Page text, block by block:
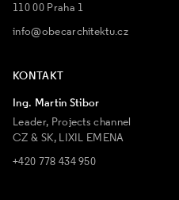
110 00 Praha 1
info@obecarchitektu.cz
KONTAKT
Ing. Martin Stibor
Leader, Projects channel
CZ & SK, LIXIL EMENA
+420 778 434 950